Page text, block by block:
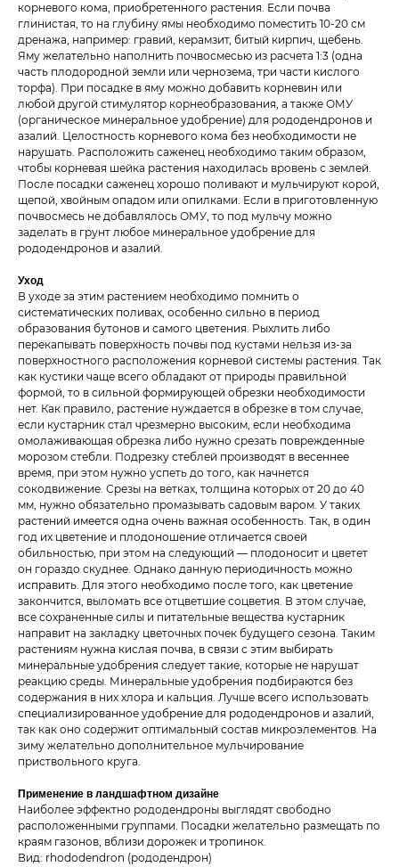
корневого кома, приобретенного растения. Если почва
глинистая, то на глубину ямы необходимо поместить 10-20 см
дренажа, например: гравий, керамзит, битый кирпич, щебень.
Яму желательно наполнить почвосмесью из расчета 1:3 (одна
часть плодородной земли или чернозема, три части кислого
торфа). При посадке в яму можно добавить корневин или
любой другой стимулятор корнеобразования, а также ОМУ
(органическое минеральное удобрение) для рододендронов и
азалий. Целостность корневого кома без необходимости не
нарушать. Расположить саженец необходимо таким образом,
чтобы корневая шейка растения находилась вровень с землей.
После посадки саженец хорошо поливают и мульчируют корой,
щепой, хвойным опадом или опилками. Если в приготовленную
почвосмесь не добавлялось ОМУ, то под мульчу можно
заделать в грунт любое минеральное удобрение для
рододендронов и азалий.
Уход
В уходе за этим растением необходимо помнить о
систематических поливах, особенно сильно в период
образования бутонов и самого цветения. Рыхлить либо
перекапывать поверхность почвы под кустами нельзя из-за
поверхностного расположения корневой системы растения. Так
как кустики чаще всего обладают от природы правильной
формой, то в сильной формирующей обрезки необходимости
нет. Как правило, растение нуждается в обрезке в том случае,
если кустарник стал чрезмерно высоким, если необходима
омолаживающая обрезка либо нужно срезать поврежденные
морозом стебли. Подрезку стеблей производят в весеннее
время, при этом нужно успеть до того, как начнется
сокодвижение. Срезы на ветках, толщина которых от 20 до 40
мм, нужно обязательно промазывать садовым варом. У таких
растений имеется одна очень важная особенность. Так, в один
год их цветение и плодоношение отличается своей
обильностью, при этом на следующий ― плодоносит и цветет
он гораздо скуднее. Однако данную периодичность можно
исправить. Для этого необходимо после того, как цветение
закончится, выломать все отцветшие соцветия. В этом случае,
все сохраненные силы и питательные вещества кустарник
направит на закладку цветочных почек будущего сезона. Таким
растениям нужна кислая почва, в связи с этим выбирать
минеральные удобрения следует такие, которые не нарушат
реакцию среды. Минеральные удобрения подбираются без
содержания в них хлора и кальция. Лучше всего использовать
специализированное удобрение для рододендронов и азалий,
так как оно содержит оптимальный состав микроэлементов. На
зиму желательно дополнительное мульчирование
приствольного круга.
Применение в ландшафтном дизайне
Наиболее эффектно рододендроны выглядят свободно
расположенными группами. Посадки желательно размещать по
краям газонов, вблизи дорожек и тропинок.
Вид: rhododendron (рододендрон)